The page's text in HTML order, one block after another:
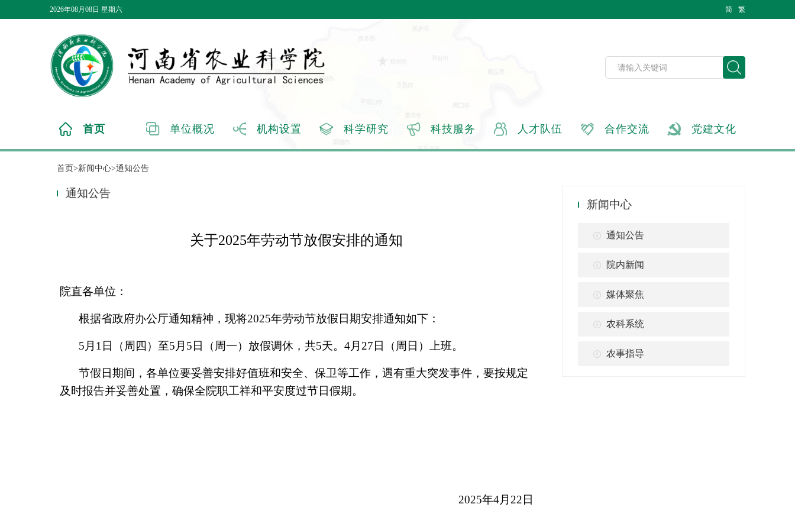
2026年08月08日 星期六 繁
简
首页 单位概况 机构设置 科学研究 科技服务 人才队伍 合作交流 党建文化
首页>新闻中心>通知公告
通知公告
关于2025年劳动节放假安排的通知
院直各单位：
根据省政府办公厅通知精神，现将2025年劳动节放假日期安排通知如下：
5月1日（周四）至5月5日（周一）放假调休，共5天。4月27日（周日）上班。
节假日期间，各单位要妥善安排好值班和安全、保卫等工作，遇有重大突发事件，要按规定
及时报告并妥善处置，确保全院职工祥和平安度过节日假期。
2025年4月22日
新闻中心
通知公告
院内新闻
媒体聚焦
农科系统
农事指导